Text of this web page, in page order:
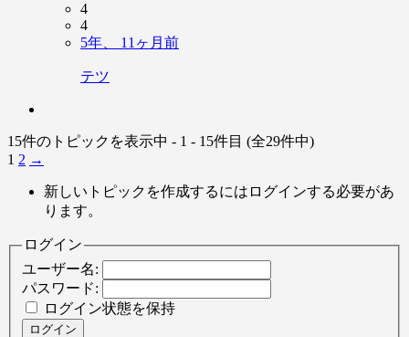
4
4
5年、 11ヶ月前
テツ
15件のトピックを表示中 - 1 - 15件目 (全29件中)
1 2 →
新しいトピックを作成するにはログインする必要があ
ります。
ログイン
ユーザー名:
パスワード:
ログイン状態を保持
ログイン